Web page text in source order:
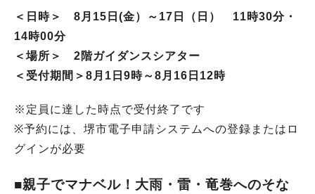
＜日時＞ 8月15日(金）～17日（日） 11時30分・
14時00分
＜場所＞ 2階ガイダンスシアター
＜受付期間＞8月1日9時～8月16日12時
※定員に達した時点で受付終了です
※予約には、堺市電子申請システムへの登録またはロ
グインが必要
■親子でマナベル！大雨・雷・竜巻へのそな